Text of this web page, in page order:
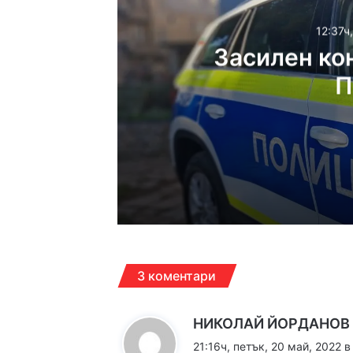
Засилен
12:37ч, четвъртък, 6
Засилен контрол
12:13ч, четвъртък, 6
3 коментари
НИКОЛАЙ ЙОРДАНОВ
21:16ч, петък, 20 май, 2022 в